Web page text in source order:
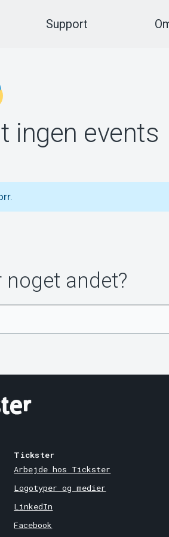
Support
ingen events
andet?
Tickster
Arbejde hos Tickster
Logotyper og medier
LinkedIn
Facebook